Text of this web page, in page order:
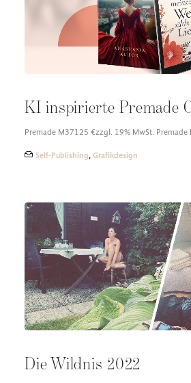
KI inspirierte Premade
Premade M37125 €zzgl. 19% MwSt.
Self-Publishing, Grafikdesign
Die Wildnis 2022